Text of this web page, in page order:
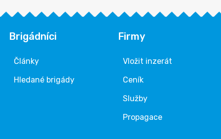
Brigádníci
Články
Hledané brigády
Firmy
Vložit inzerát
Ceník
Služby
Propagace